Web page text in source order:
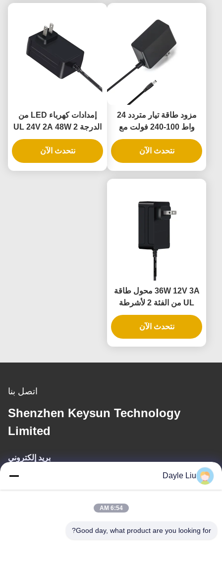
مزود طاقة تيار متردد 24
واط 100-240 فولت مع
مادة PC بنسبة 100%
لأضواء شرائط LED
وكاميرات الدوائر التلفزيونية
نتحدث الآن
إمدادات كهرباء LED من
الدرجة 2 UL 24V 2A 48W
مع مدخل 100-240V لضوء
الشريط LED
نتحدث الآن
36W 12V 3A محول طاقة
UL من الفئة 2 لأشرطة
الضوء LED مع ضمان لمدة
نتحدث الآن
اتصل بنا
Shenzhen Keysun Technology
Limited
بريد إلكتروني
power06@szzhpower.com
عنوان
Dayle Liu
6:54 AM
Good day, what product are you looking for?